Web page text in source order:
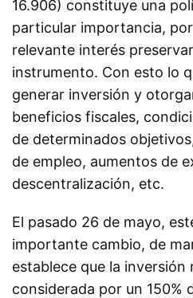
16.906) constituye una
particular importancia,
relevante interés
instrumento. Con esto lo
generar inversión y
beneficios fiscales,
de determinados
de empleo, aumentos de
descentralización, etc.
El pasado 26 de mayo,
importante cambio, de
establece que la inversión
considerada por un 150%